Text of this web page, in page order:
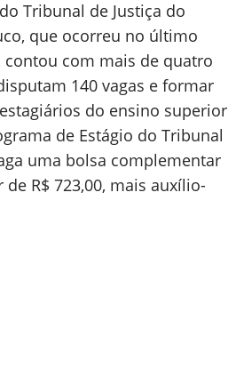
Tribunal de Justiça do
que ocorreu no último
com mais de quatro
140 vagas e formar
do ensino superior
de Estágio do Tribunal
uma bolsa complementar
R$ 723,00, mais auxílio-